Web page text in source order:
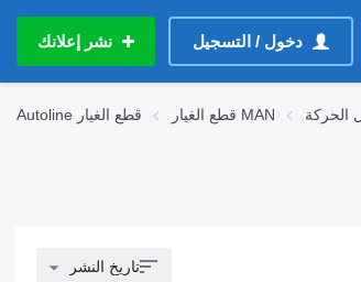
دخول / التسجيل نشر إعلانك
Autoline قطع الغيار قطع الغيار MAN
تاريخ النشر